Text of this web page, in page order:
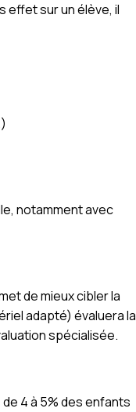
effet sur un élève, il
notamment avec
de mieux cibler la
adapté) évaluera la
spécialisée.
4 à 5% des enfants